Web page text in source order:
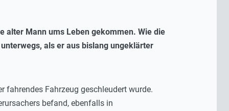
alter Mann ums Leben gekommen. Wie die
als er aus bislang ungeklärter
fahrendes Fahrzeug geschleudert wurde.
befand, ebenfalls in